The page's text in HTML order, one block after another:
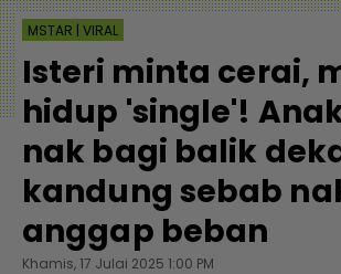
MSTAR | VIRAL
Isteri minta cerai,
hidup 'single'!
nak bagi balik
kandung sebab
anggap beban
Khamis, 17 Julai 2025 1:00 PM